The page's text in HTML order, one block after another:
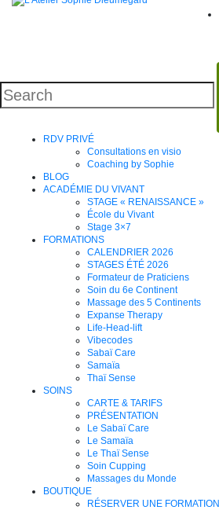
RDV PRIVÉ
Consultations en visio
Coaching by Sophie
BLOG
ACADÉMIE DU VIVANT
STAGE « RENAISSANCE »
École du Vivant
Stage 3×7
FORMATIONS
CALENDRIER 2026
STAGES ÉTÉ 2026
Formateur de Praticiens
Soin du 6e Continent
Massage des 5 Continents
Expanse Therapy
Life-Head-lift
Vibecodes
Sabaï Care
Samaïa
Thaï Sense
SOINS
CARTE & TARIFS
PRÉSENTATION
Le Sabaï Care
Le Samaïa
Le Thaï Sense
Soin Cupping
Massages du Monde
BOUTIQUE
RÉSERVER UNE FORMATION